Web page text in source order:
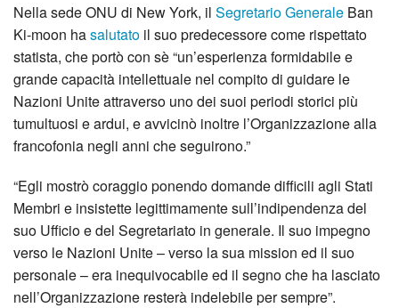
Nella sede ONU di New York, il Segretario Generale Ban
Ki-moon hasalutato il suo predecessore come rispettato
statista, che portò con sè “un’esperienza formidabile e
grande capacità intellettuale nel compito di guidare le
Nazioni Unite attraverso uno dei suoi periodi storici più
tumultuosi e ardui, e avvicinò inoltre l’Organizzazione alla
francofonia negli anni che seguirono.”
“Egli mostrò coraggio ponendo domande difficili agli Stati
Membri e insistette legittimamente sull’indipendenza del
suo Ufficio e del Segretariato in generale. Il suo impegno
verso le Nazioni Unite – verso la sua mission ed il suo
personale – era inequivocabile ed il segno che ha lasciato
nell’Organizzazione resterà indelebile per sempre”.